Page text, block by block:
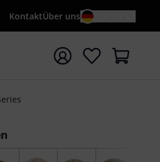
KontaktÜber uns
starten